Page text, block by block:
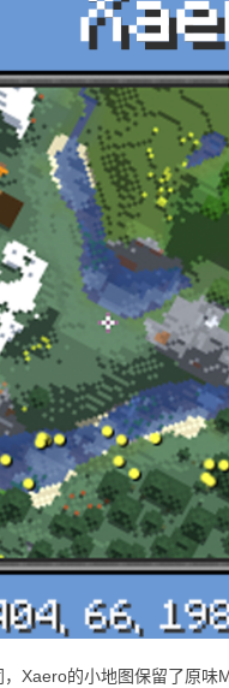
Xaero的小地图保留了原